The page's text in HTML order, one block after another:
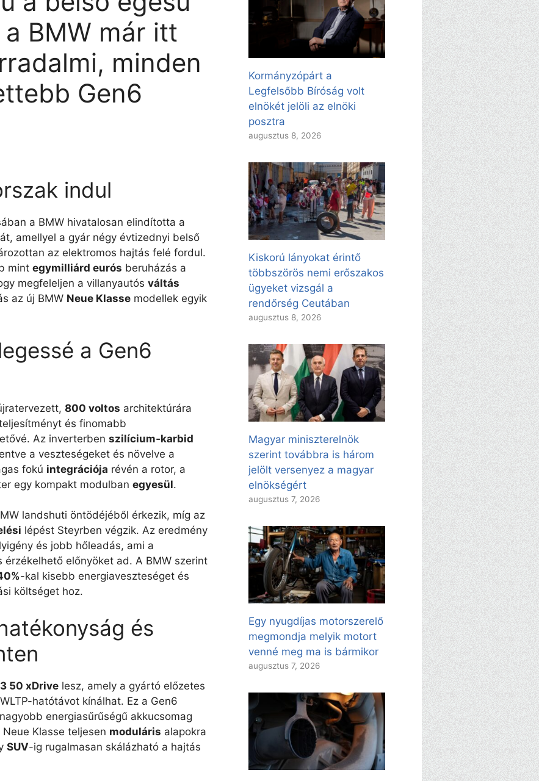
BMW már itt
minden
Gen6
indul
a BMW hivatalosan elindította a
amellyel a gyár négy évtizednyi belső
az elektromos hajtás felé fordul.
mint egymilliárd eurós beruházás a
megfeleljen a villanyautós váltás
az új BMW Neue Klasse modellek egyik
a Gen6
800 voltos architektúrára
és finomabb
Az inverterben szilícium‑karbid
a veszteségeket és növelve a
fokú integrációja révén a rotor, a
egy kompakt modulban egyesül.
landshuti öntödéjéből érkezik, míg az
lépést Steyrben végzik. Az eredmény
és jobb hőleadás, ami a
érzékelhető előnyöket ad. A BMW szerint
-kal kisebb energiaveszteséget és
költséget hoz.
és
50 xDrive lesz, amely a gyártó előzetes
WLTP-hatótávot kínálhat. Ez a Gen6
energiasűrűségű akkucsomag
Klasse teljesen moduláris alapokra
SUV-ig rugalmasan skálázható a hajtás
Kormányzópárt a
Legfelsőbb Bíróság volt
elnökét jelöli az elnöki
posztra
augusztus 8, 2026
Kiskorú lányokat érintő
többszörös nemi erőszakos
ügyeket vizsgál a
rendőrség Ceutában
augusztus 8, 2026
Magyar miniszterelnök
szerint továbbra is három
jelölt versenyez a magyar
elnökségért
augusztus 7, 2026
Egy nyugdíjas motorszerelő
megmondja melyik motort
venné meg ma is bármikor
augusztus 7, 2026